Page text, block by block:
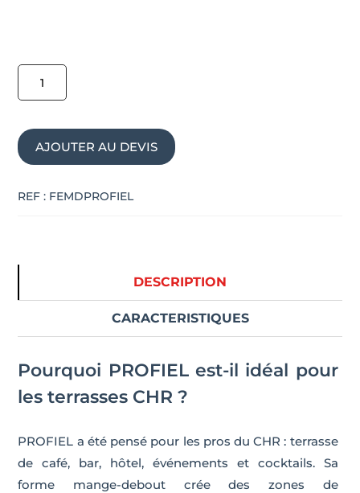
quantité
Mange-
debout
design
AJOUTER AU DEVIS
REF : FEMDPROFIEL
DESCRIPTION
CARACTERISTIQUES
Pourquoi PROFIEL est-il idéal pour
les terrasses CHR ?
PROFIEL a été pensé pour les pros du CHR : terrasse
de café, bar, hôtel, événements et cocktails. Sa
forme mange-debout crée des zones de